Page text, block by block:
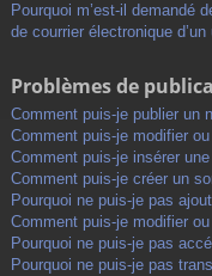
Pourquoi m’est-il demandé
de courrier électronique
Problèmes de
Comment puis-je publier un
Comment puis-je modifier
Comment puis-je insérer
Comment puis-je créer un
Pourquoi ne puis-je pas
Comment puis-je modifier
Pourquoi ne puis-je pas
Pourquoi ne puis-je pas